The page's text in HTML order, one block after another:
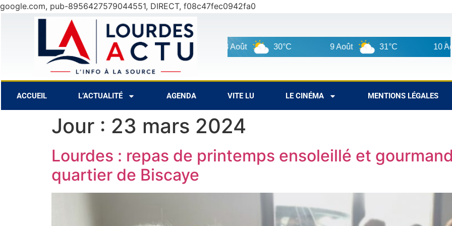
google.com, pub-8956427579044551, DIRECT, f08c47fec0942fa0
7 Août 28°C 30°C 31°C
ACCUEIL L’ACTUALITÉ AGENDA VITE LU LE CINÉMA MENTIONS LÉGALES
Jour : 23 mars 2024
Lourdes : repas de printemps ensoleillé et
quartier de Biscaye